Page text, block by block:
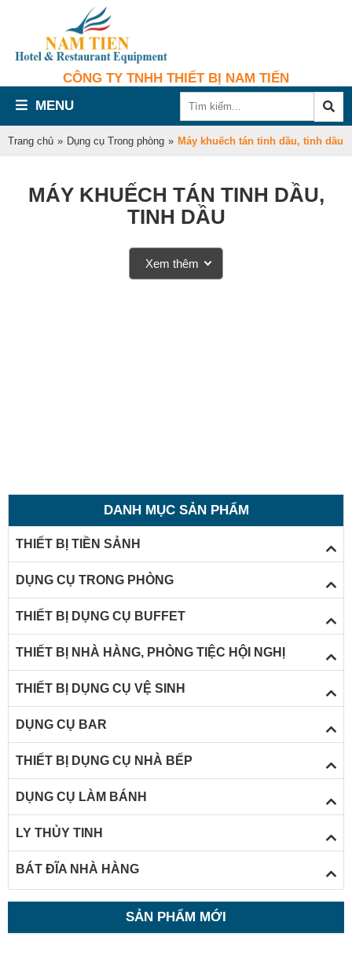
CÔNG TY TNHH THIẾT BỊ NAM TIẾN
MENU
Trang chủ » Dụng cụ Trong phòng » Máy khuếch tán tinh dầu, tinh dầu
MÁY KHUẾCH TÁN TINH DẦU,
TINH DẦU
Xem thêm
DANH MỤC SẢN PHẨM
THIẾT BỊ TIỀN SẢNH
DỤNG CỤ TRONG PHÒNG
THIẾT BỊ DỤNG CỤ BUFFET
THIẾT BỊ NHÀ HÀNG, PHÒNG TIỆC HỘI NGHỊ
THIẾT BỊ DỤNG CỤ VỆ SINH
DỤNG CỤ BAR
THIẾT BỊ DỤNG CỤ NHÀ BẾP
DỤNG CỤ LÀM BÁNH
LY THỦY TINH
BÁT ĐĨA NHÀ HÀNG
SẢN PHẨM MỚI